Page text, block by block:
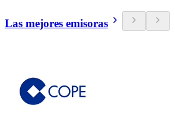
Las mejores emisoras